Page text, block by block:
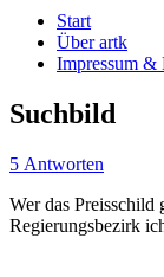
Start
Über artk
Impressum &
Suchbild
5 Antworten
Wer das Preisschild
Regierungsbezirk